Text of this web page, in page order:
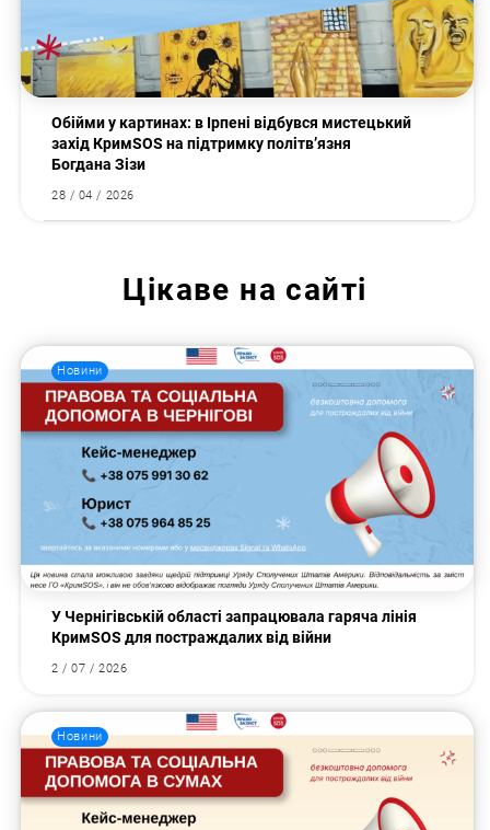
Обійми у картинах: в Ірпені відбувся мистецький
захід КримSOS на підтримку політв’язня
Богдана Зізи
28 / 04 / 2026
Цікаве на сайті
Новини
У Чернігівській області запрацювала гаряча лінія
КримSOS для постраждалих від війни
2 / 07 / 2026
Новини